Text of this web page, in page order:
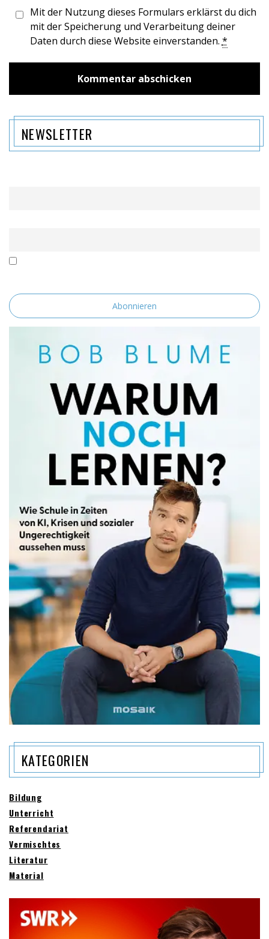
Mit der Nutzung dieses Formulars erklärst du dich
mit der Speicherung und Verarbeitung deiner
Daten durch diese Website einverstanden. *
NEWSLETTER
KATEGORIEN
Bildung
Unterricht
Referendariat
Vermischtes
Literatur
Material